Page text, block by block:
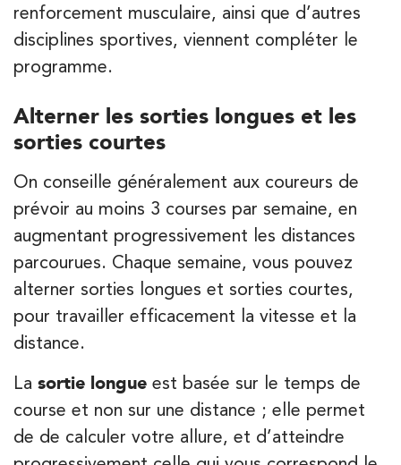
renforcement musculaire, ainsi que d’autres
disciplines sportives, viennent compléter le
programme.
Alterner les sorties longues et les
sorties courtes
On conseille généralement aux coureurs de
prévoir au moins 3 courses par semaine, en
augmentant progressivement les distances
parcourues. Chaque semaine, vous pouvez
alterner sorties longues et sorties courtes,
pour travailler efficacement la vitesse et la
distance.
La sortie longue est basée sur le temps de
course et non sur une distance ; elle permet
de de calculer votre allure, et d’atteindre
IK Paris 15 – Ségur
12 Rue César Franck 75015 Paris
01 43 31 00 33
PRENEZ RDV SUR
Kinésithérapie
IK Paris 6 – Cassette
1 Rue Cassette 75006 Paris
PRENEZ RDV SUR
PRENEZ RDV SUR
Kinésithérapie